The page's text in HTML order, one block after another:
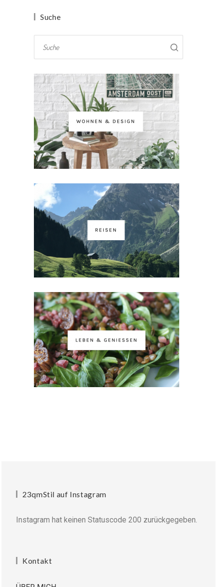
Suche
23qmStil auf Instagram
Instagram hat keinen Statuscode 200 zurückgegeben.
Kontakt